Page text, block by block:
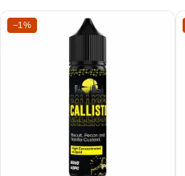
−1%